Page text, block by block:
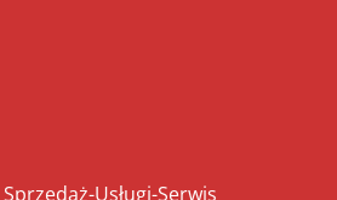
Usługi-Serwis